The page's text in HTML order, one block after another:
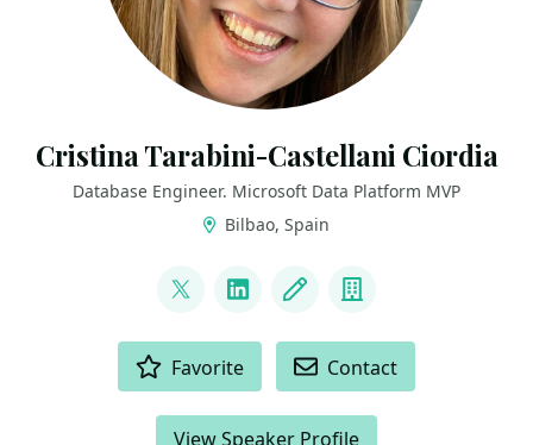
Cristina Tarabini-Castellani Ciordia
Database Engineer. Microsoft Data Platform MVP
Bilbao, Spain
@tarabiquetevi
LinkedInBlog Company
Favorite Contact
View Speaker Profile